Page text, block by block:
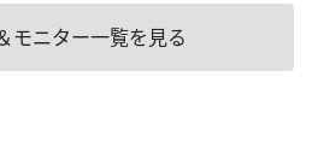
モニター一覧を見る